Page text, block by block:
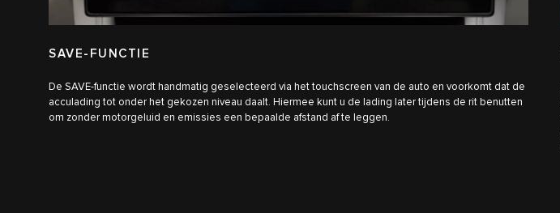
SAVE-FUNCTIE
De SAVE-functie wordt handmatig geselecteerd via het touchscreen van de auto en voorkomt dat de
acculading tot onder het gekozen niveau daalt. Hiermee kunt u de lading later tijdens de rit benutten
om zonder motorgeluid en emissies een bepaalde afstand af te leggen.